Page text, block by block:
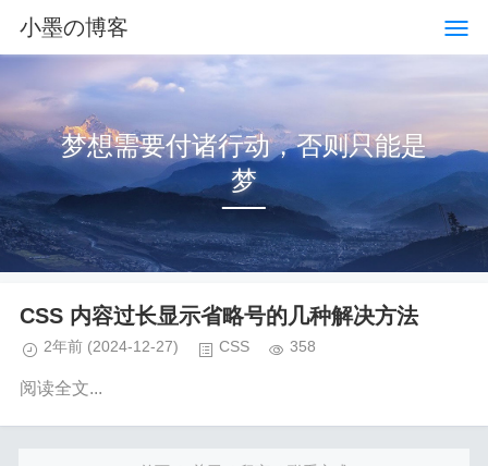
小墨の博客
梦想需要付诸行动，否则只能是
梦
CSS 内容过长显示省略号的几种解决方法
2年前 (2024-12-27) CSS 358
阅读全文...